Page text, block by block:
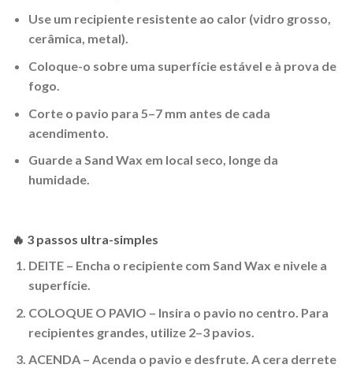
Use um recipiente resistente ao calor (vidro grosso,
cerâmica, metal).
Coloque-o sobre uma superfície estável e à prova de
fogo.
Corte o pavio para 5–7 mm antes de cada
acendimento.
Guarde a Sand Wax em local seco, longe da
humidade.
🔥 3 passos ultra-simples
DEITE– Encha o recipiente com Sand Wax e nivele a
superfície.
COLOQUE O PAVIO – Insira o pavio no centro. Para
recipientes grandes, utilize 2–3 pavios.
ACENDA– Acenda o pavio e desfrute. A cera derrete